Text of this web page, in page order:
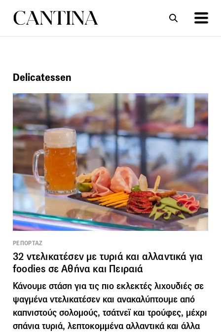
Delicatessen
ΡΕΠΟΡΤΑΖ
32 ντελικατέσεν με τυριά και αλλαντικά για
foodies σε Αθήνα και Πειραιά
Κάνουμε στάση για τις πιο εκλεκτές λιχουδιές σε
ψαγμένα ντελικατέσεν και ανακαλύπτουμε από
καπνιστούς σολομούς, τσάτνεϊ και τρούφες, μέχρι
σπάνια τυριά, λεπτοκομμένα αλλαντικά και άλλα